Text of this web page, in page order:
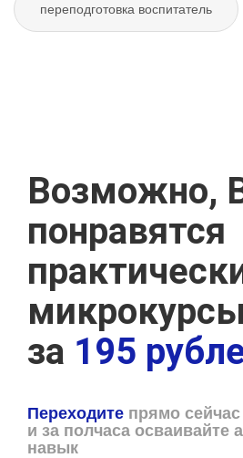
переподготовка воспитатель
Возможно,
понравятся
микрокурсы
за 195
Переходите прямо сейчас
и за полчаса осваивайте
навык